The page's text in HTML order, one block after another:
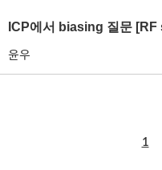
ICP에서 biasing 질문
윤우
1